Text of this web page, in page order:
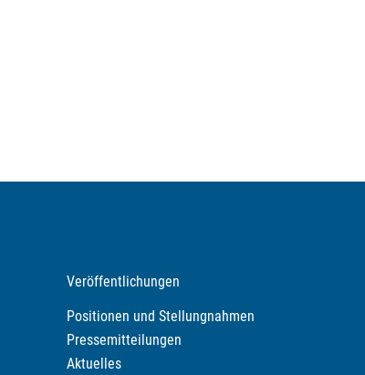
Veröffentlichungen
Positionen und Stellungnahmen
Pressemitteilungen
Aktuelles